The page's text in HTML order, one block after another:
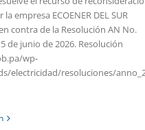
empresa ECOENER DEL SUR
contra de la Resolución AN No.
de junio de 2026. Resolución
wp-
electricidad/resoluciones/